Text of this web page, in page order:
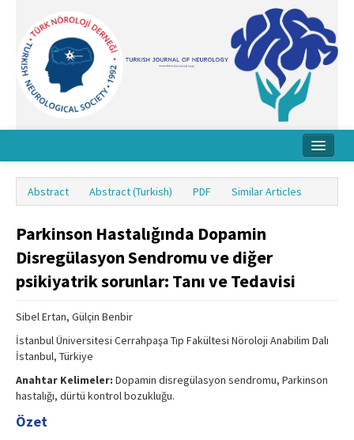
About Journal
Board
Instructions
Abstract Abstract (Turkish) PDF Similar Articles
Parkinson Hastalığında Dopamin
Disregülasyon Sendromu ve diğer
psikiyatrik sorunlar: Tanı ve Tedavisi
Sibel Ertan, Gülçin Benbir
İstanbul Üniversitesi Cerrahpaşa Tıp Fakültesi Nöroloji Anabilim Dalı
İstanbul, Türkiye
Anahtar Kelimeler: Dopamin disregülasyon sendromu, Parkinson
hastalığı, dürtü kontrol bozukluğu.
Özet